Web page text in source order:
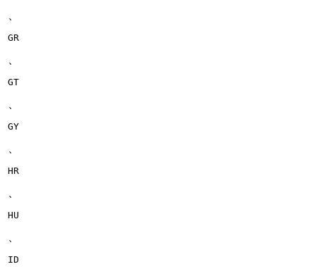
、
GR
、
GT
、
GY
、
HR
、
HU
、
ID